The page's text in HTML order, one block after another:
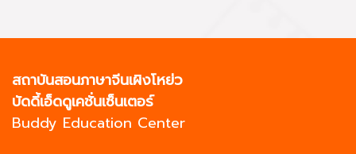
สถาบันสอนภาษาจีนเผิงโหย่ว
บัดดี้เอ็ดดูเคชั่นเซ็นเตอร์
Buddy Education Center